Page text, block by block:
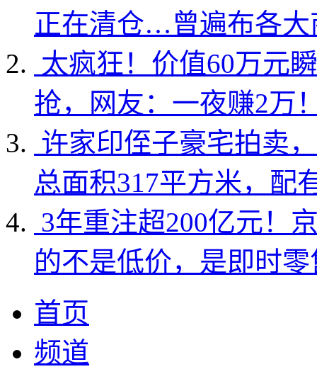
正在清仓…曾遍布各大
太疯狂！价值60万元
抢，网友：一夜赚2万
许家印侄子豪宅拍卖
总面积317平方米，配
3年重注超200亿元！
的不是低价，是即时
首页
频道